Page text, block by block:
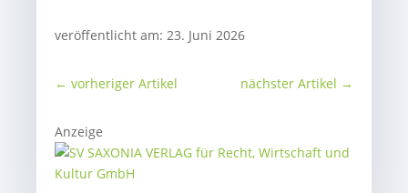
veröffentlicht am: 23. Juni 2026
←vorheriger Artikel nächster Artikel →
Anzeige